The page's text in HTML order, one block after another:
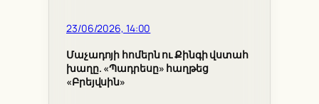
23/06/2026, 14:00
Մաչադոյի հոմերն ու Քինգի վստահ
խաղը. «Պադրեսը» հաղթեց
«Բրեյվսին»